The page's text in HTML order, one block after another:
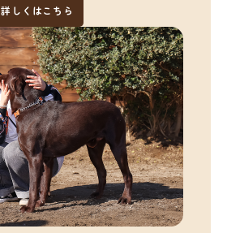
詳しくはこちら